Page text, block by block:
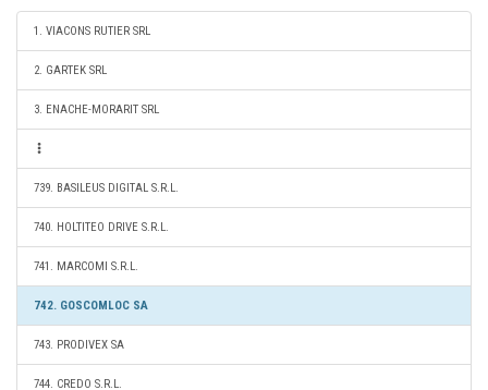
1. VIACONS RUTIER SRL
2. GARTEK SRL
3. ENACHE-MORARIT SRL
739. BASILEUS DIGITAL S.R.L.
740. HOLTITEO DRIVE S.R.L.
741. MARCOMI S.R.L.
742. GOSCOMLOC SA
743. PRODIVEX SA
744. CREDO S.R.L.